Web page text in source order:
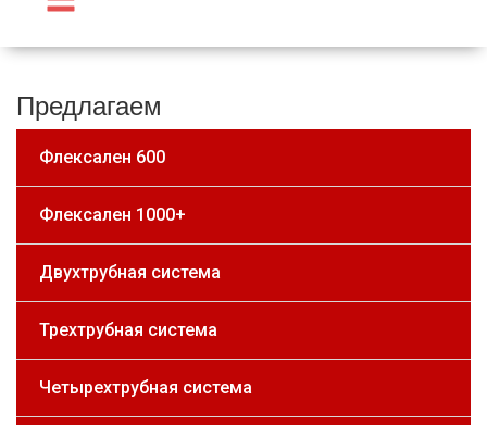
Предлагаем
Флексален 600
Флексален 1000+
Двухтрубная система
Трехтрубная система
Четырехтрубная система